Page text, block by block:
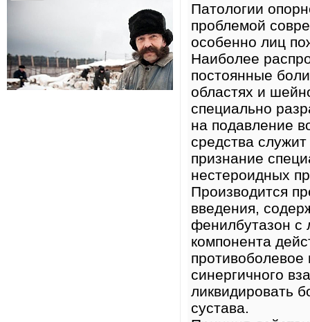
Патологии
проблемой
особенно лиц
Наиболее
постоянные
областях и
специально
на подавление
средства
признание
нестероидных
Производится
введения,
фенилбутазон с
компонента
противоболевое
синергичного
ликвидировать
сустава.